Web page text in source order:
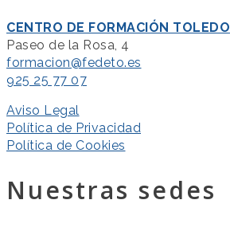
CENTRO DE FORMACIÓN TOLEDO
Paseo de la Rosa, 4
formacion@fedeto.es
925 25 77 07
Aviso Legal
Política de Privacidad
Política de Cookies
Nuestras sedes